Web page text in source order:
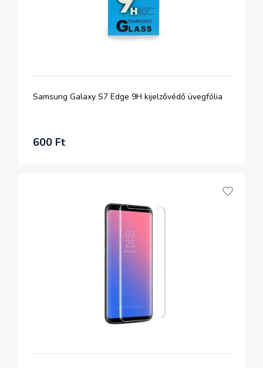
Samsung Galaxy S7 Edge 9H kijelzővédő üvegfólia
600 Ft